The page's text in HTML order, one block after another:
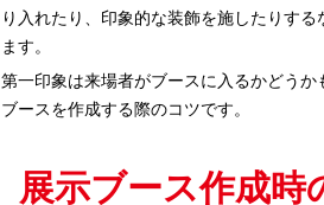
り入れたり、印象的な装飾を施したりす
ます。
第一印象は来場者がブースに入るかどう
ブースを作成する際のコツです。
展示ブース作成時